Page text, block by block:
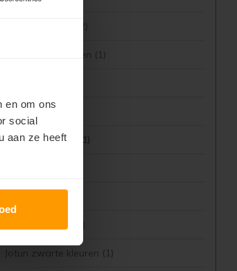
en om ons
social
aan ze heeft
(2)
Jotun grijze kleuren (1)
Jotun Kleuren
Jotun Lady Verf (1)
Jotun vloerverf (1)
Jotun zwarte kleuren (1)